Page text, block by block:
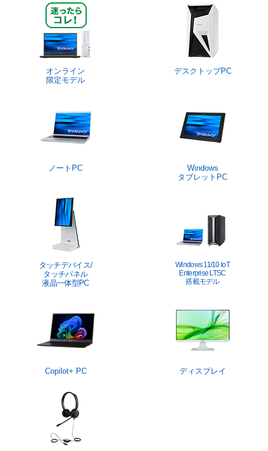
オンライン
限定モデル
デスクトップPC
ノートPC
Windows
タブレットPC
タッチデバイス/
タッチパネル
液晶一体型PC
Windows 11/10 IoT
Enterprise LTSC
搭載モデル
Copilot+ PC ディスプレイ